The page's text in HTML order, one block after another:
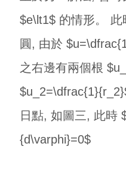
$e\lt1$ 的情形。
圓, 由於
之右邊有兩個根
日點, 如圖三, 此時
{d\varphi}=0$